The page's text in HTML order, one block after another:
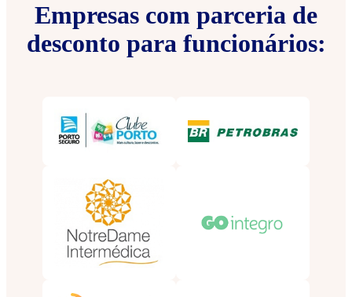
Empresas com parceria de
desconto para funcionários: